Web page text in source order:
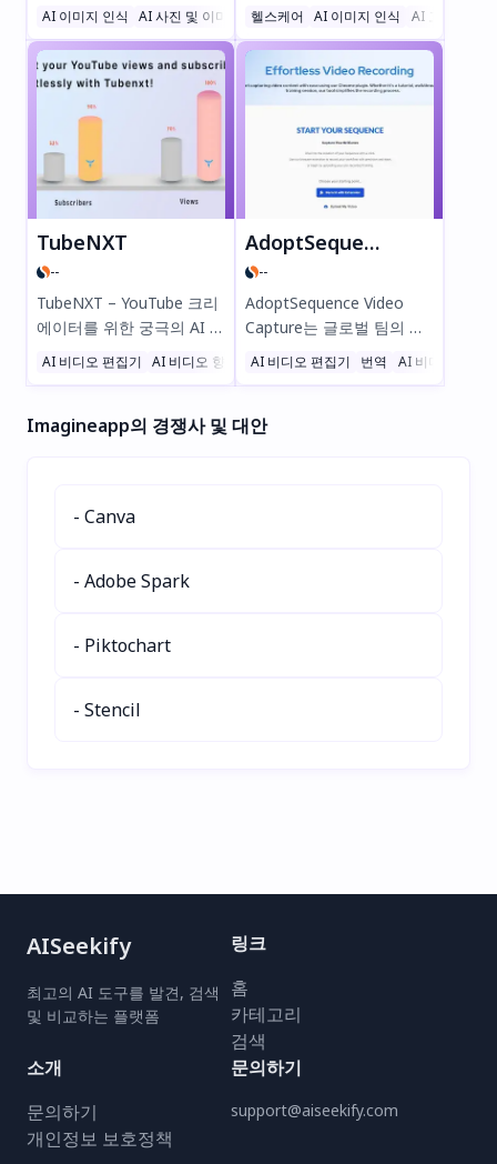
코드만 추가하면 SEO와 접
근성을 손쉽게 강화할 수 있
습니다. 몇 초 만에 자동으
로 정확한 이미지 대체 텍스
트를 생성해 드립니다. 무료
크레딧 25회 제공—카드 필
요 없음! #대체텍스트
#SEO #웹접근성
AI 이미지 인식 AI 사진 및 이미지 생성기 AI SEO 도우미
MediDoc Chatbot(100개
이상의 전문가 통찰 즉시 제
공), Vision DocScanner(피
부/눈/구강 빠른 스캔),
Physician’s Handbook(AI
기반 진단 지원) 등의 기능
을 통해 대기 시간과 보험
번거로움 없이 프라이빗하
고 합리적인 진료를 받아보
세요!
헬스케어 AI 이미지 인식 AI 고객 서비
TubeNXT
--
TubeNXT – YouTube 크리
에이터를 위한 궁극의 AI 기
반 Chrome 확장 프로그램!
스마트 키워드 분석, SEO
별 태그 추천으로 조회수와
를 사용해 채널을 더 빠르게
AI 비디오 편집기 AI 비디오 향상기 AI 썸네일 생성기
AdoptSequence Video Capture
--
AdoptSequence Video
Capture는 글로벌 팀의 언
어 장벽을 허무는 강력한 AI
기반 화면 녹화 도구입니다.
탭을 4K로 녹화하고, 노이
AI 비디오 편집기 번역 AI 비디오 녹화
Imagineapp의 경쟁사 및 대안
- Canva
- Adobe Spark
- Piktochart
- Stencil
AISeekify
최고의 AI 도구를 발견, 검색
및 비교하는 플랫폼
링크
홈
카테고리
검색
소개
문의하기
개인정보 보호정책
문의하기
support@aiseekify.com